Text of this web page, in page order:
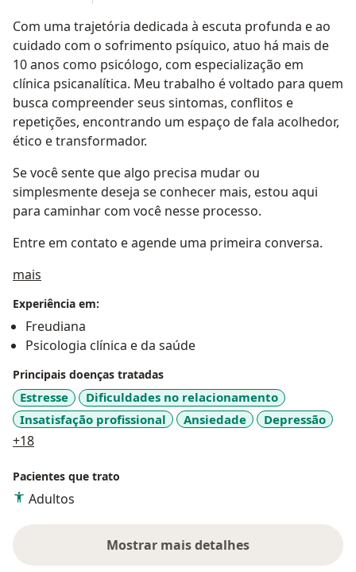
Com uma trajetória dedicada à escuta profunda e ao
cuidado com o sofrimento psíquico, atuo há mais de
10 anos como psicólogo, com especialização em
clínica psicanalítica. Meu trabalho é voltado para quem
busca compreender seus sintomas, conflitos e
repetições, encontrando um espaço de fala acolhedor,
ético e transformador.
Se você sente que algo precisa mudar ou
simplesmente deseja se conhecer mais, estou aqui
para caminhar com você nesse processo.
Entre em contato e agende uma primeira conversa.
mais
Experiência em:
Freudiana
Psicologia clínica e da saúde
Principais doenças tratadas
Estresse
Dificuldades no relacionamento
Insatisfação profissional
Ansiedade Depressão
+18a11y_sr_more_diseases
Pacientes que trato
Adultos
Mostrar mais detalhes
sobre a experiência